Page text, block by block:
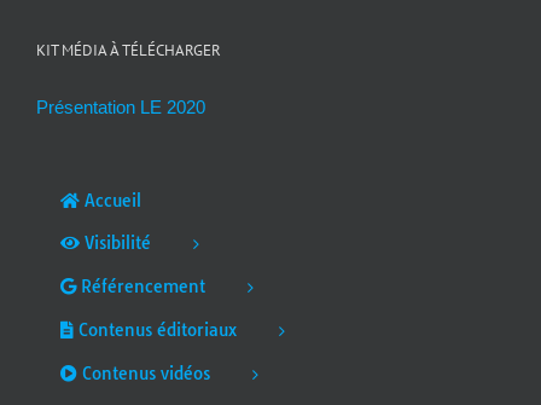
KIT MÉDIA À TÉLÉCHARGER
Présentation LE 2020
Accueil
Visibilité
Référencement
Contenus éditoriaux
Contenus vidéos